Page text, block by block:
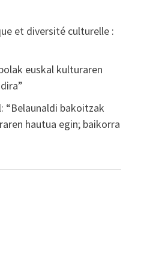
et diversité culturelle :
euskal kulturaren
“Belaunaldi bakoitzak
hautua egin; baikorra